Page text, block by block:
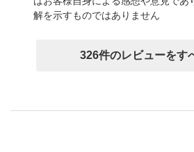
解を示すものではありません
326件のレビューをす